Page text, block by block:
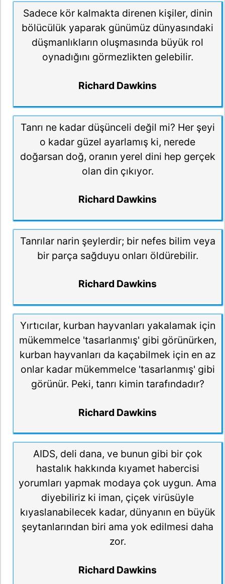
Sadece kör kalmakta direnen kişiler, dinin
bölücülük yaparak günümüz dünyasındaki
düşmanlıkların oluşmasında büyük rol
oynadığını görmezlikten gelebilir.
Richard Dawkins
Tanrı ne kadar düşünceli değil mi? Her şeyi
o kadar güzel ayarlamış ki, nerede
doğarsan doğ, oranın yerel dini hep gerçek
olan din çıkıyor.
Richard Dawkins
Tanrılar narin şeylerdir; bir nefes bilim veya
bir parça sağduyu onları öldürebilir.
Richard Dawkins
Yırtıcılar, kurban hayvanları yakalamak için
mükemmelce 'tasarlanmış' gibi görünürken,
kurban hayvanları da kaçabilmek için en az
onlar kadar mükemmelce 'tasarlanmış' gibi
görünür. Peki, tanrı kimin tarafındadır?
Richard Dawkins
AIDS, deli dana, ve bunun gibi bir çok
hastalık hakkında kıyamet habercisi
yorumları yapmak modaya çok uygun. Ama
diyebiliriz ki iman, çiçek virüsüyle
kıyaslanabilecek kadar, dünyanın en büyük
şeytanlarından biri ama yok edilmesi daha
zor.
Richard Dawkins